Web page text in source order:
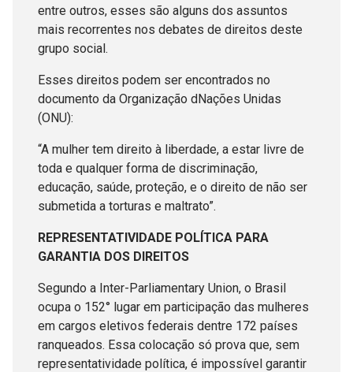
entre outros, esses são alguns dos assuntos
mais recorrentes nos debates de direitos deste
grupo social.
Esses direitos podem ser encontrados no
documento da Organização dNações Unidas
(ONU):
“A mulher tem direito à liberdade, a estar livre de
toda e qualquer forma de discriminação,
educação, saúde, proteção, e o direito de não ser
submetida a torturas e maltrato”.
REPRESENTATIVIDADE POLÍTICA PARA
GARANTIA DOS DIREITOS
Segundo a Inter-Parliamentary Union, o Brasil
ocupa o 152° lugar em participação das mulheres
em cargos eletivos federais dentre 172 países
ranqueados. Essa colocação só prova que, sem
representatividade política, é impossível garantir